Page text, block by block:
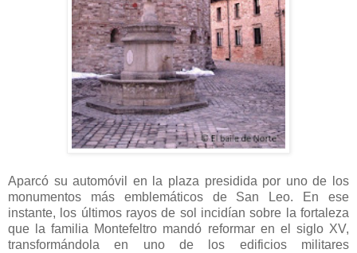
Aparcó su automóvil en la plaza presidida por uno de los
monumentos más emblemáticos de San Leo. En ese
instante, los últimos rayos de sol incidían sobre la fortaleza
que la familia Montefeltro mandó reformar en el siglo XV,
transformándola en uno de los edificios militares